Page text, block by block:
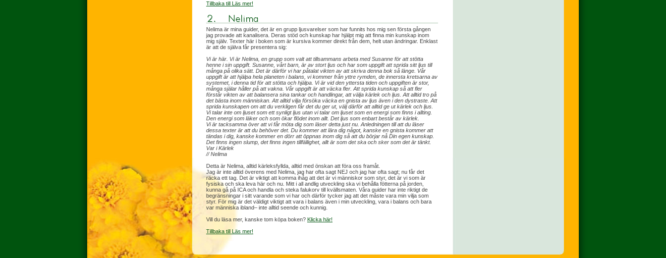
Tillbaka till Läs mer!
Nelima är mina guider, det är en grupp ljusvarelser som har funnits hos mig sen första gången
jag provade att kanalisera. Deras stöd och kunskap har hjälpt mig att finna min kunskap inom
mig själv. Texter här i boken som är kursiva kommer direkt från dem, helt utan ändringar. Enklast
är att de själva får presentera sig:
Vi är här. Vi är Nelima, en grupp som valt att tillsammans arbeta med Susanne för att stötta
henne i sin uppgift. Susanne, vårt barn, är av stort ljus och har som uppgift att sprida sitt ljus till
många på olika sätt. Det är därför vi har påtalat vikten av att skriva denna bok så länge. Vår
uppgift är att hjälpa hela planeten i balans, vi kommer från yttre rymden, de innersta kretsarna av
systemet, i denna tid för att stötta och hjälpa. Vi är vid den yttersta tiden och uppgiften är stor,
många själar håller på att vakna. Vår uppgift är att väcka fler. Att sprida kunskap så att fler
förstår vikten av att balansera sina tankar och handlingar, att välja kärlek och ljus. Att alltid tro på
det bästa inom människan. Att alltid vilja försöka väcka en gnista av ljus även i den dystraste. Att
sprida kunskapen om att du verkligen får det du ger ut, välj därför att alltid ge ut kärlek och ljus.
Vi talar inte om ljuset som ett synligt ljus utan vi talar om ljuset som en energi som finns i allting.
Den energi som läker och som ökar flödet inom allt. Det ljus som enbart består av kärlek.
Vi är tacksamma över att vi får möta dig som läser detta just nu. Anledningen till att du läser
dessa texter är att du behöver det. Du kommer att lära dig något, kanske en gnista kommer att
tändas i dig, kanske kommer en dörr att öppnas inom dig så att du börjar nå Din egen kunskap.
Det finns ingen slump, det finns ingen tillfällighet, allt är som det ska och sker som det är tänkt.
Var i Kärlek
// Nelima
Detta är Nelima, alltid kärleksfyllda, alltid med önskan att föra oss framåt.
Jag är inte alltid överens med Nelima, jag har ofta sagt NEJ och jag har ofta sagt; nu får det
räcka ett tag. Det är viktigt att komma ihåg att det är vi människor som styr, det är vi som är
fysiska och ska leva här och nu. Mitt i all andlig utveckling ska vi behålla fötterna på jorden,
kunna gå på ICA och handla och steka falukorv till kvällsmaten. Våra guider har inte riktigt de
begränsningar i sitt varande som vi har och därför tycker jag att det måste vara min vilja som
styr. För mig är det väldigt viktigt att vara i balans även i min utveckling, vara i balans och bara
var människa ibland– inte alltid seende och kunnig.
Vill du läsa mer, kanske tom köpa boken? Klicka här!
Tillbaka till Läs mer!